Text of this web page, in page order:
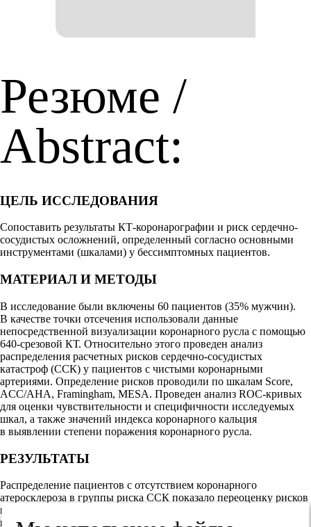
Резюме /
Abstract:
ЦЕЛЬ ИССЛЕДОВАНИЯ
Сопоставить результаты КТ-коронарографии и риск сердечно-
сосудистых осложнений, определенный согласно основными
инструментами (шкалами) у бессимптомных пациентов.
МАТЕРИАЛ И МЕТОДЫ
В исследование были включены 60 пациентов (35% мужчин).
В качестве точки отсечения использовали данные
непосредственной визуализации коронарного русла с помощью
640-срезовой КТ. Относительно этого проведен анализ
распределения расчетных рисков сердечно-сосудистых
катастроф (ССК) у пациентов с чистыми коронарными
артериями. Определение рисков проводили по шкалам Score,
ACC/AHA, Framingham, MESA. Проведен анализ ROC-кривых
для оценки чувствительности и специфичности исследуемых
шкал, а также значений индекса коронарного кальция
в выявлении степени поражения коронарного русла.
РЕЗУЛЬТАТЫ
Распределение пациентов с отсутствием коронарного
атеросклероза в группы риска ССК показало переоценку рисков
при использовании шкал SCORE и Framingham (+33,33%
и +52,38%) и недооценку при использовании шкал